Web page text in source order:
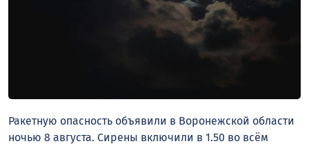
Ракетную опасность объявили в Воронежской области
ночью 8 августа. Сирены включили в 1.50 во всём